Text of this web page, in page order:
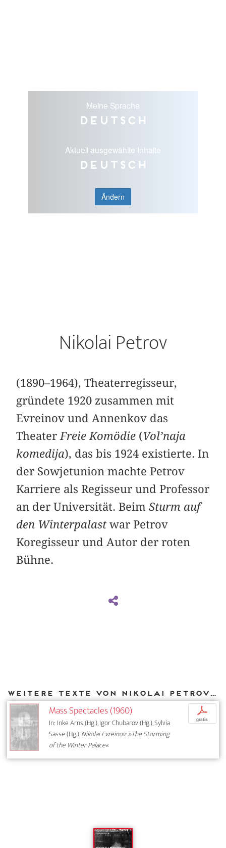
Meine Sprache
Deutsch
Aktuell ausgewählte Inhalte
Deutsch
Ändern
Nikolai Petrov
(1890–1964), Theaterregisseur,
gründete 1920 zusammen mit
Evreinov und Annenkov das
Theater Freie Komödie (Vol’naja
komedija), das bis 1924 existierte. In
der Sowjetunion machte Petrov
Karriere als Regisseur und Professor
an der Universität. BeimSturm auf
den Winterpalast war Petrov
Koregisseur und Autor der roten
Bühne.
Weitere Texte von Nikolai Petrov bei DIAPHANES
Mass Spectacles (1960)
In: Inke Arns (Hg.), Igor Chubarov (Hg.), Sylvia
Sasse (Hg.),Nikolai Evreinov: »The Storming
of the Winter Palace«
p
gratis